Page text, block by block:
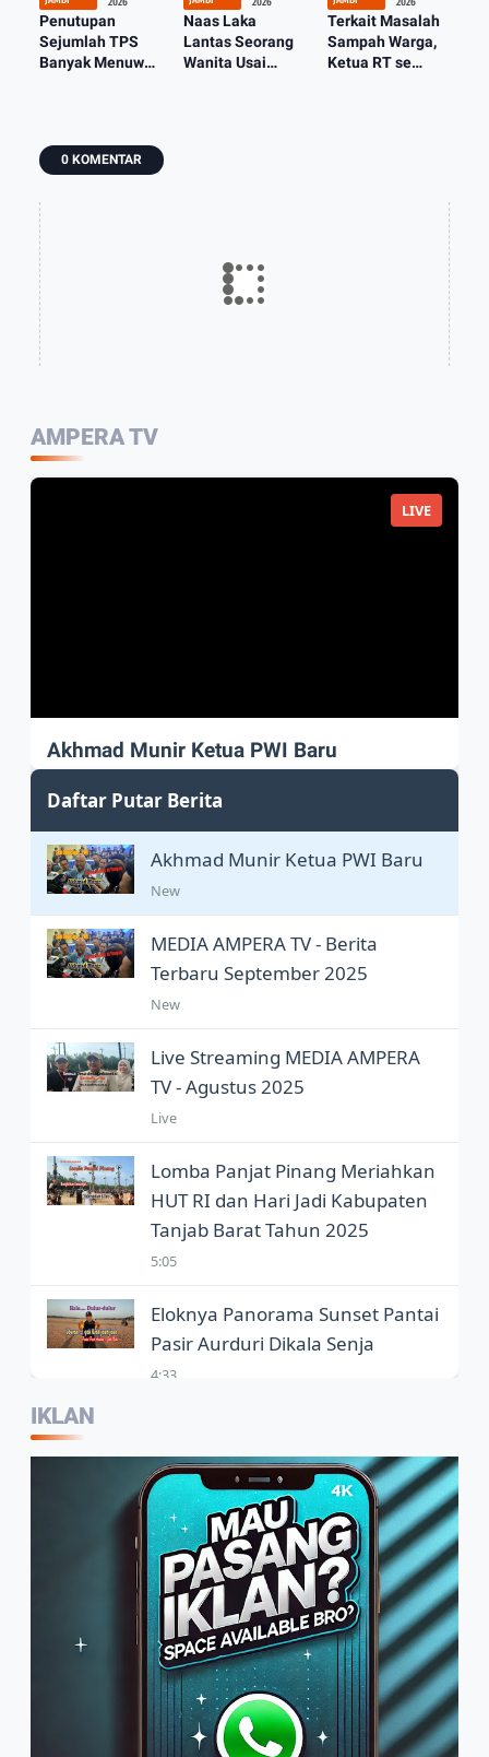
Penutupan
Sejumlah TPS
Banyak Menuwai
Dibuang Kemana
Naas Laka
Lantas Seorang
Wanita Usai
Terkait Masalah
Sampah Warga,
Ketua RT se
0 KOMENTAR
AMPERA TV
LIVE
Akhmad Munir Ketua PWI Baru
Akhmad Munir sah Pimpin PWI Pusat
Daftar Putar Berita
Akhmad Munir Ketua PWI Baru
New
MEDIA AMPERA TV - Berita
Terbaru September 2025
New
Live Streaming MEDIA AMPERA
TV - Agustus 2025
Live
Lomba Panjat Pinang Meriahkan
HUT RI dan Hari Jadi Kabupaten
Tanjab Barat Tahun 2025
5:05
Eloknya Panorama Sunset Pantai
Pasir Aurduri Dikala Senja
4:33
Wartawan Jadi Garda Terdepan
Penggunaan Bahasa Indonesia
2:07
Warga Sambut Baik Himbauan
Wali Kota Jambi Melaksanakan
GORO Massal Serentak
4:10
Arif Tetap Bertahan, Usaha
Rumahan Mengolah Air Nira Jadi
IKLAN